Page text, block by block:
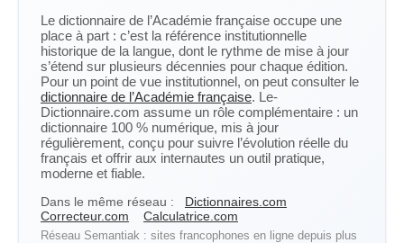
Le dictionnaire de l’Académie française occupe une
place à part : c’est la référence institutionnelle
historique de la langue, dont le rythme de mise à jour
s’étend sur plusieurs décennies pour chaque édition.
Pour un point de vue institutionnel, on peut consulter le
dictionnaire de l’Académie française. Le-
Dictionnaire.com assume un rôle complémentaire : un
dictionnaire 100 % numérique, mis à jour
régulièrement, conçu pour suivre l’évolution réelle du
français et offrir aux internautes un outil pratique,
moderne et fiable.
Dans le même réseau :
Dictionnaires.com
Correcteur.com
Calculatrice.com
Réseau Semantiak : sites francophones en ligne depuis plus